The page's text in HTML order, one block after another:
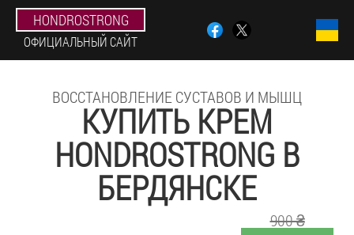
HONDROSTRONG
ОФИЦИАЛЬНЫЙ САЙТ
ВОССТАНОВЛЕНИЕ СУСТАВОВ И МЫШЦ
КУПИТЬ КРЕМ
HONDROSTRONG В
БЕРДЯНСКЕ
900 ₴